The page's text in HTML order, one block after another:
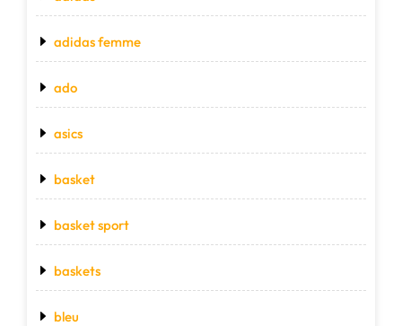
adidas femme
ado
asics
basket
basket sport
baskets
bleu